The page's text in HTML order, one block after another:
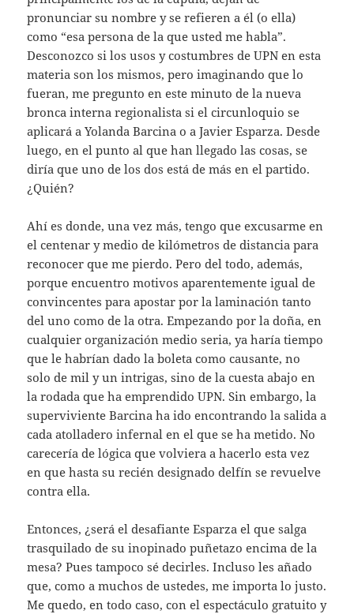
pronunciar su nombre y se refieren a él (o ella)
como “esa persona de la que usted me habla”.
Desconozco si los usos y costumbres de UPN en esta
materia son los mismos, pero imaginando que lo
fueran, me pregunto en este minuto de la nueva
bronca interna regionalista si el circunloquio se
aplicará a Yolanda Barcina o a Javier Esparza. Desde
luego, en el punto al que han llegado las cosas, se
diría que uno de los dos está de más en el partido.
¿Quién?
Ahí es donde, una vez más, tengo que excusarme en
el centenar y medio de kilómetros de distancia para
reconocer que me pierdo. Pero del todo, además,
porque encuentro motivos aparentemente igual de
convincentes para apostar por la laminación tanto
del uno como de la otra. Empezando por la doña, en
cualquier organización medio seria, ya haría tiempo
que le habrían dado la boleta como causante, no
solo de mil y un intrigas, sino de la cuesta abajo en
la rodada que ha emprendido UPN. Sin embargo, la
superviviente Barcina ha ido encontrando la salida a
cada atolladero infernal en el que se ha metido. No
carecería de lógica que volviera a hacerlo esta vez
en que hasta su recién designado delfín se revuelve
contra ella.
Entonces, ¿será el desafiante Esparza el que salga
trasquilado de su inopinado puñetazo encima de la
mesa? Pues tampoco sé decirles. Incluso les añado
que, como a muchos de ustedes, me importa lo justo.
Me quedo, en todo caso, con el espectáculo gratuito y